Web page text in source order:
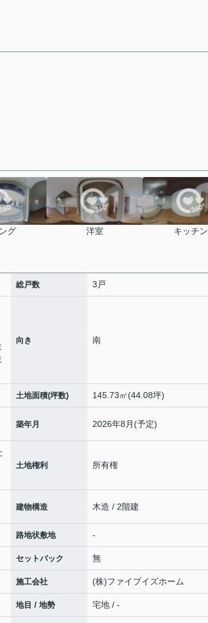
グ 洋室 キッチン
総戸数 3戸
向き 南
土地面積(坪数) 145.73㎡(44.08坪)
築年月 2026年8月(予定)
土地権利 所有権
建物構造 木造 / 2階建
路地状敷地 -
セットバック 無
施工会社 (株)ファイブイズホーム
地目 / 地勢 宅地 / -